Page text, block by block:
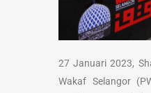
27 Januari 2023,
Wakaf Selangor